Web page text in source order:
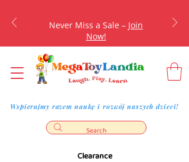
Never Miss a Sale – Join
Now!
Wspierajmy razem naukę i rozwój naszych dzieci!
Clearance